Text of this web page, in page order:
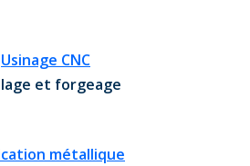
Usinage CNC
et forgeage
métallique